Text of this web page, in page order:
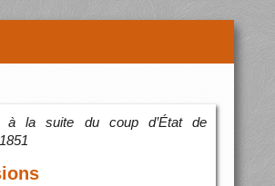
à la suite du coup d’État de